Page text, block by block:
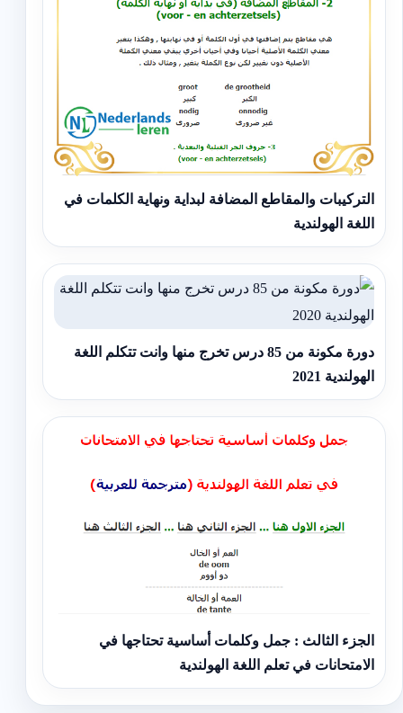
التركيبات والمقاطع المضافة لبداية ونهاية الكلمات في
اللغة الهولندية
دورة مكونة من 85 درس تخرج منها وانت تتكلم اللغة
الهولندية 2021
الجزء الثالث : جمل وكلمات أساسية تحتاجها في
الامتحانات في تعلم اللغة الهولندية